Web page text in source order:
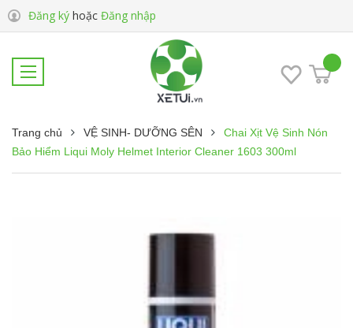
Đăng ký hoặc Đăng nhập
Trang chủ VỆ SINH- DƯỠNG SÊN
Chai Xịt Vệ Sinh Nón
Bảo Hiểm Liqui Moly Helmet Interior Cleaner 1603 300ml